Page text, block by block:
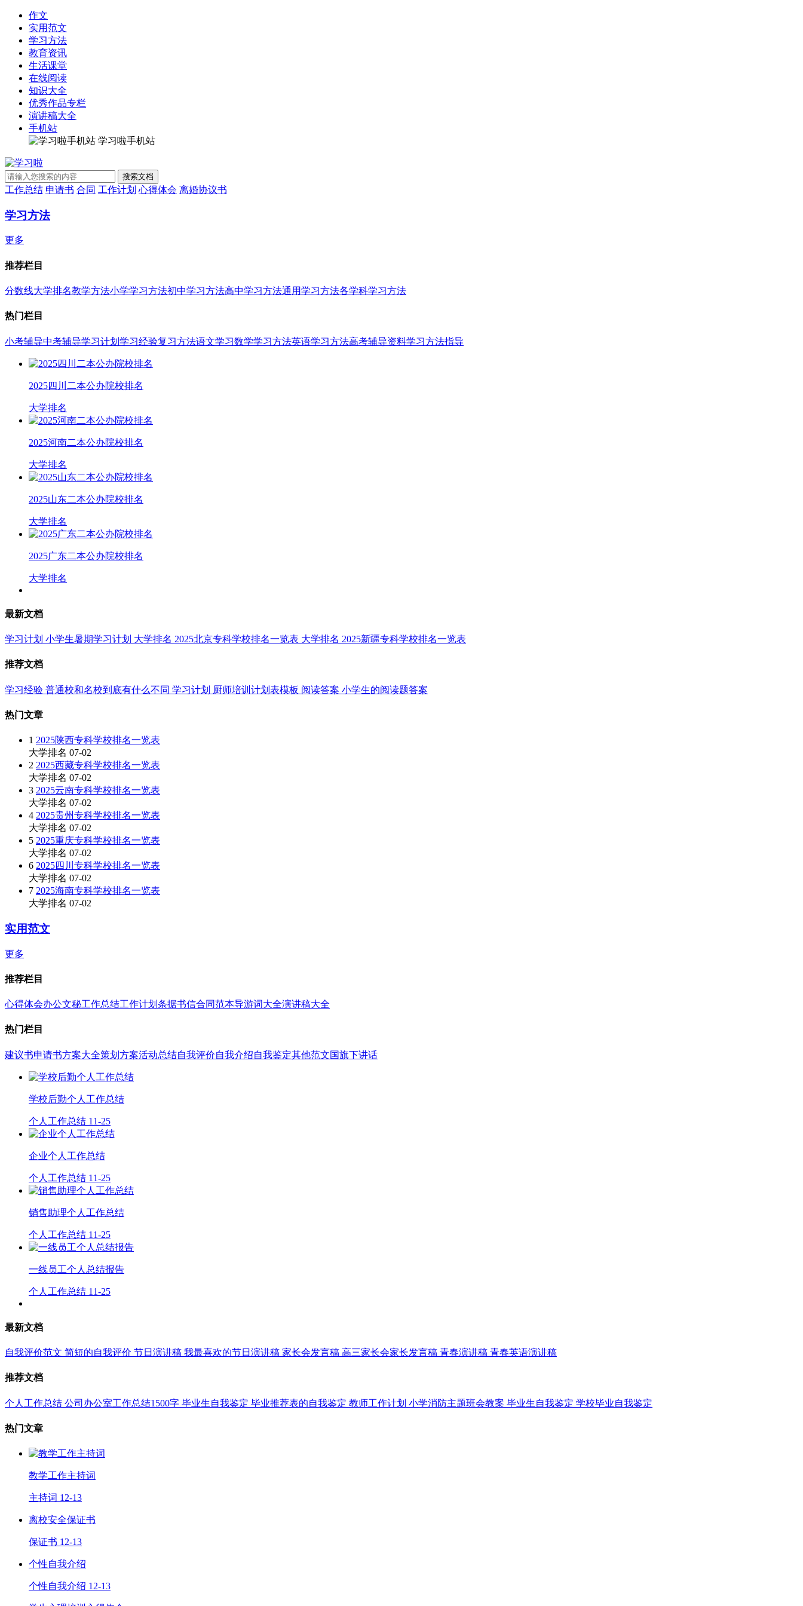
作文
实用范文
学习方法
教育资讯
生活课堂
在线阅读
知识大全
优秀作品专栏
演讲稿大全
手机站
学习啦手机站
工作总结 申请书 合同 工作计划 心得体会 离婚协议书
学习方法
更多
推荐栏目
分数线大学排名教学方法小学学习方法初中学习方法高中学习方法通用学习方法各学科学习方法
热门栏目
小考辅导中考辅导学习计划 学习经验复习方法语文学习数学学习方法英语学习方法高考辅导资料学习方法指导
2025四川二本公办院校排名
大学排名
2025河南二本公办院校排名
大学排名
2025山东二本公办院校排名
大学排名
2025广东二本公办院校排名
大学排名
最新文档
学习计划 小学生暑期学习计划 大学排名 2025北京专科学校排名一览表 大学排名 2025新疆专科学校排名一览表
推荐文档
学习经验 普通校和名校到底有什么不同 学习计划 厨师培训计划表模板 阅读答案 小学生的阅读题答案
热门文章
1 2025陕西专科学校排名一览表
大学排名 07-02
2 2025西藏专科学校排名一览表
大学排名 07-02
3 2025云南专科学校排名一览表
大学排名 07-02
4 2025贵州专科学校排名一览表
大学排名 07-02
5 2025重庆专科学校排名一览表
大学排名 07-02
6 2025四川专科学校排名一览表
大学排名 07-02
7 2025海南专科学校排名一览表
大学排名 07-02
实用范文
更多
推荐栏目
心得体会办公文秘工作总结工作计划 条据书信合同范本导游词大全演讲稿大全
热门栏目
建议书申请书方案大全策划方案活动总结自我评价自我介绍自我鉴定其他范文国旗下讲话
学校后勤个人工作总结
个人工作总结 11-25
企业个人工作总结
个人工作总结 11-25
销售助理个人工作总结
个人工作总结 11-25
一线员工个人总结报告
个人工作总结 11-25
最新文档
自我评价范文 简短的自我评价 节日演讲稿 我最喜欢的节日演讲稿 家长会发言稿 高三家长会家长发言稿 青春演讲稿 青春英语演讲稿
推荐文档
个人工作总结 公司办公室工作总结1500字 毕业生自我鉴定 毕业推荐表的自我鉴定 教师工作计划 小学消防主题班会教案 毕业生自我鉴定 学校毕业自我鉴定
热门文章
教学工作主持词
主持词 12-13
离校安全保证书
保证书 12-13
个性自我介绍
个性自我介绍 12-13